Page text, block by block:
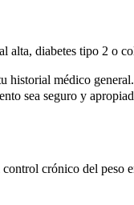
alta, diabetes tipo 2 o
médico
sea seguro y
crónico del